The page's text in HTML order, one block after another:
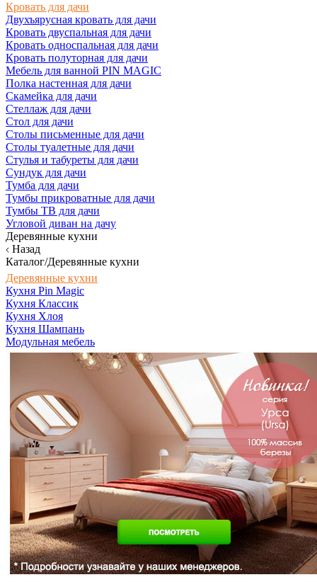
Кровать для дачи
Двухъярусная кровать для дачи
Кровать двуспальная для дачи
Кровать односпальная для дачи
Кровать полуторная для дачи
Мебель для ванной PIN MAGIC
Полка настенная для дачи
Скамейка для дачи
Стеллаж для дачи
Стол для дачи
Столы письменные для дачи
Столы туалетные для дачи
Стулья и табуреты для дачи
Сундук для дачи
Тумба для дачи
Тумбы прикроватные для дачи
Тумбы ТВ для дачи
Угловой диван на дачу
Деревянные кухни
Назад
Каталог/Деревянные кухни
Деревянные кухни
Кухня Pin Magic
Кухня Классик
Кухня Хлоя
Кухня Шампань
Модульная мебель